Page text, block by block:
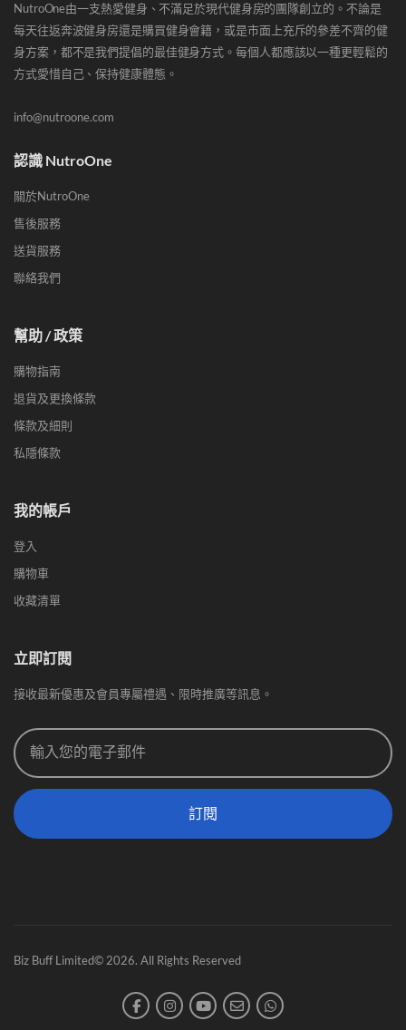
NutroOne由一支熱愛健身、不滿足於現代健身房的團隊創立的。不論是
每天往返奔波健身房還是購買健身會籍，或是市面上充斥的參差不齊的健
身方案，都不是我們提倡的最佳健身方式。每個人都應該以一種更輕鬆的
方式愛惜自己、保持健康體態。
info@nutroone.com
認識 NutroOne
關於NutroOne
售後服務
送貨服務
聯絡我們
幫助 / 政策
購物指南
退貨及更換條款
條款及細則
私隱條款
我的帳戶
登入
購物車
收藏清單
立即訂閱
接收最新優惠及會員專屬禮遇、限時推廣等訊息。
訂閱
Biz Buff Limited© 2026. All Rights Reserved